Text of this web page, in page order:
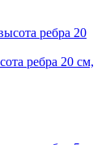
ребра 20 см,